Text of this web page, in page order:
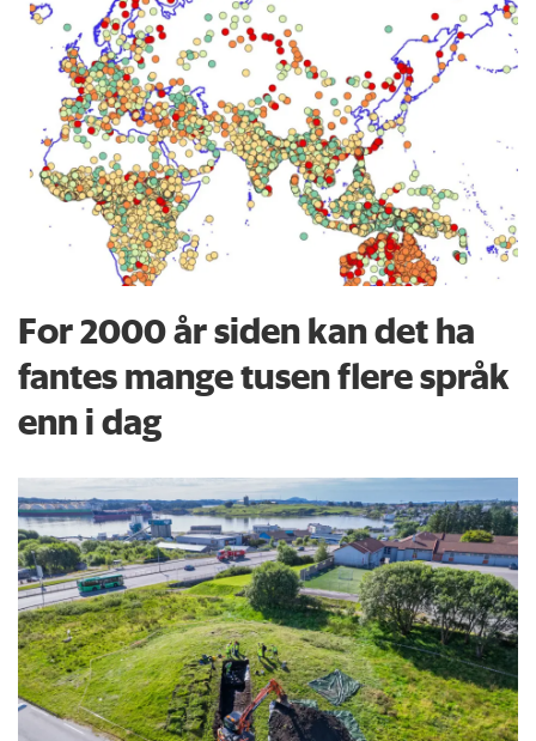
For 2000 år siden kan det ha
fantes mange tusen flere språk
enn i dag